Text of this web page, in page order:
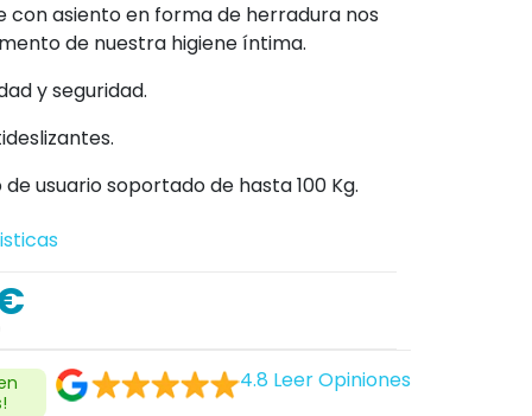
con asiento en forma de herradura nos
de nuestra higiene íntima.
y seguridad.
de usuario soportado de hasta 100 Kg.
4.8 Leer Opiniones